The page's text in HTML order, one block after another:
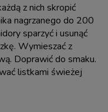
z nich skropić
nagrzanego do 200
sparzyć i usunąć
Wymieszać z
Doprawić do smaku.
listkami świeżej